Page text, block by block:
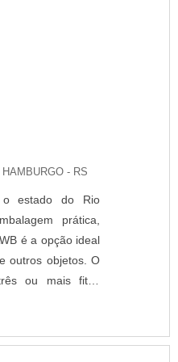
- RS
o estado do Rio
prática,
é a opção ideal
outros objetos. O
ou mais fitas
protetora e
fabricado com
ideal para o meio